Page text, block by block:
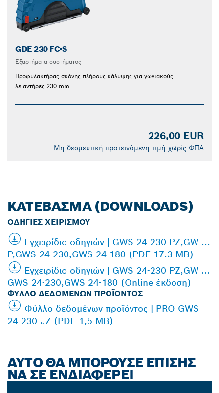
GDE 230 FC-S
Εξαρτήματα συστήματος
Προφυλακτήρας σκόνης πλήρους κάλυψης για γωνιακούς
λειαντήρες 230 mm
226,00 EUR
Μη δεσμευτική προτεινόμενη τιμή χωρίς ΦΠΑ
ΚΑΤΈΒΑΣΜΑ (DOWNLOADS)
ΟΔΗΓΊΕΣ ΧΕΙΡΙΣΜΟΎ
Εγχειρίδιο οδηγιών | GWS 24-230 PZ,GW ...
P,GWS 24-230,GWS 24-180 (PDF 17.3 MB)
Εγχειρίδιο οδηγιών | GWS 24-230 PZ,GW ...
GWS 24-230,GWS 24-180 (Online έκδοση)
ΦΎΛΛΟ ΔΕΔΟΜΈΝΩΝ ΠΡΟΪΌΝΤΟΣ
Φύλλο δεδομένων προϊόντος | PRO GWS
24-230 JZ (PDF 1,5 MB)
ΑΥΤΌ ΘΑ ΜΠΟΡΟΎΣΕ ΕΠΊΣΗΣ
ΝΑ ΣΕ ΕΝΔΙΑΦΈΡΕΙ